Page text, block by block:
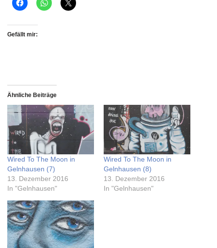
Gefällt mir:
Ähnliche Beiträge
Wired To The Moon in
Gelnhausen (7)
13. Dezember 2016
In "Gelnhausen"
Wired To The Moon in
Gelnhausen (8)
13. Dezember 2016
In "Gelnhausen"